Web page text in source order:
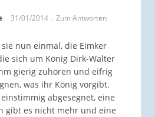
31/01/2014
Zum Antworten
sie nun einmal, die Eimker
sich um König Dirk-Walter
gierig zuhören und eifrig
was ihr König vorgibt.
abgesegnet, eine
gibt es nicht mehr und eine